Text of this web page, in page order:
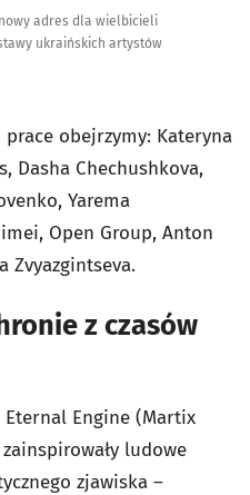
adres dla wielbicieli
ukraińskich artystów
obejrzymy: Kateryna
Dasha Chechushkova,
Yarema
Open Group, Anton
Zvyazgintseva.
z czasów
Eternal Engine (Martix
ludowe
zjawiska –